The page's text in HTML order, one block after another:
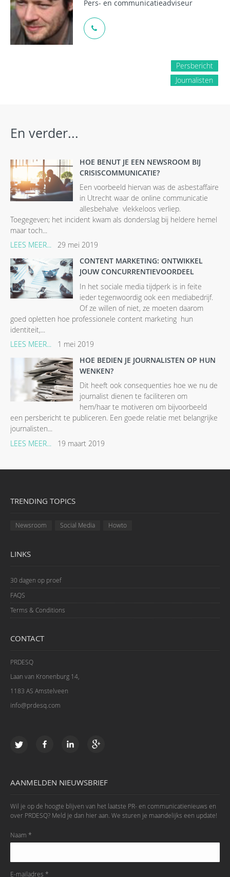
Pers- en communicatieadviseur
Persbericht
Journalisten
En verder...
HOE BENUT JE EEN NEWSROOM BIJ
CRISISCOMMUNICATIE?
Een voorbeeld hiervan was de asbestaffaire
in Utrecht waar de online communicatie
allesbehalve vlekkeloos verliep.
Toegegeven; het incident kwam als donderslag bij heldere hemel
maar toch...
LEES MEER...
29 mei 2019
CONTENT MARKETING: ONTWIKKEL
JOUW CONCURRENTIEVOORDEEL
In het sociale media tijdperk is in feite
ieder tegenwoordig ook een mediabedrijf.
Of ze willen of niet, ze moeten daarom
goed opletten hoe professionele content marketing hun
identiteit,...
LEES MEER...
1 mei 2019
HOE BEDIEN JE JOURNALISTEN OP HUN
WENKEN?
Dit heeft ook consequenties hoe we nu de
journalist dienen te faciliteren om
hem/haar te motiveren om bijvoorbeeld
een persbericht te publiceren. Een goede relatie met belangrijke
journalisten...
LEES MEER...
19 maart 2019
TRENDING TOPICS
Newsroom Social Media Howto
LINKS
30 dagen op proef
FAQS
Terms & Conditions
CONTACT
PRDESQ
Laan van Kronenburg 14,
1183 AS Amstelveen
info@prdesq.com
AANMELDEN NIEUWSBRIEF
Wil je op de hoogte blijven van het laatste PR- en communicatienieuws en
over PRDESQ? Meld je dan hier aan. We sturen je maandelijks een update!
Naam *
E-mailadres *